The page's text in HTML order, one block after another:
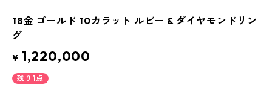
18金 ゴールド 10カラット ルビー & ダイヤモンドリン
グ
¥ 1,220,000
残り1点